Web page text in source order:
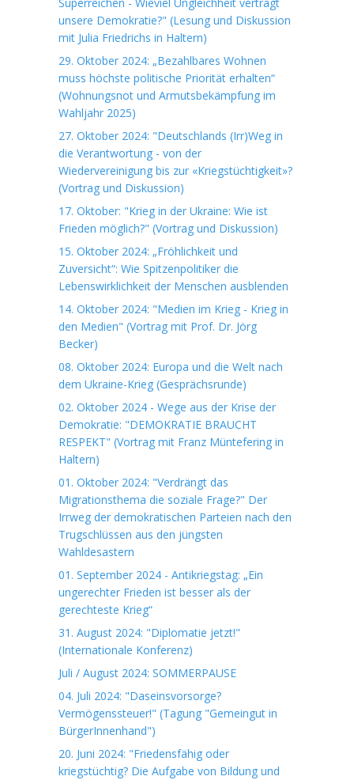
unsere Demokratie?" (Lesung und Diskussion
mit Julia Friedrichs in Haltern)
29. Oktober 2024: „Bezahlbares Wohnen
muss höchste politische Priorität erhalten“
(Wohnungsnot und Armutsbekämpfung im
Wahljahr 2025)
27. Oktober 2024: "Deutschlands (Irr)Weg in
die Verantwortung - von der
Wiedervereinigung bis zur «Kriegstüchtigkeit»?
(Vortrag und Diskussion)
17. Oktober: "Krieg in der Ukraine: Wie ist
Frieden möglich?" (Vortrag und Diskussion)
15. Oktober 2024: „Fröhlichkeit und
Zuversicht“: Wie Spitzenpolitiker die
Lebenswirklichkeit der Menschen ausblenden
14. Oktober 2024: "Medien im Krieg - Krieg in
den Medien" (Vortrag mit Prof. Dr. Jörg
Becker)
08. Oktober 2024: Europa und die Welt nach
dem Ukraine-Krieg (Gesprächsrunde)
02. Oktober 2024 - Wege aus der Krise der
Demokratie: "DEMOKRATIE BRAUCHT
RESPEKT" (Vortrag mit Franz Müntefering in
Haltern)
01. Oktober 2024: "Verdrängt das
Migrationsthema die soziale Frage?" Der
Irrweg der demokratischen Parteien nach den
Trugschlüssen aus den jüngsten
Wahldesastern
01. September 2024 - Antikriegstag: „Ein
ungerechter Frieden ist besser als der
gerechteste Krieg“
31. August 2024: "Diplomatie jetzt!"
(Internationale Konferenz)
Juli / August 2024: SOMMERPAUSE
04. Juli 2024: "Daseinsvorsorge?
Vermögenssteuer!" (Tagung "Gemeingut in
BürgerInnenhand")
20. Juni 2024: "Friedensfähig oder
kriegstüchtig? Die Aufgabe von Bildung und